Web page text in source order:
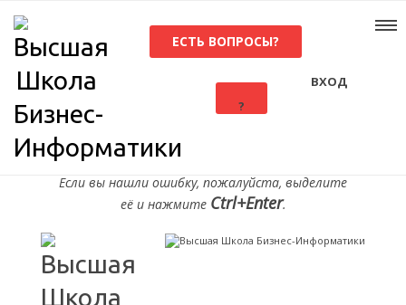
ЕСТЬ ВОПРОСЫ?
?
ВХОД
Диплом MBA (Мастер делового
Если вы нашли ошибку, пожалуйста, выделите
её и нажмите Ctrl+Enter.